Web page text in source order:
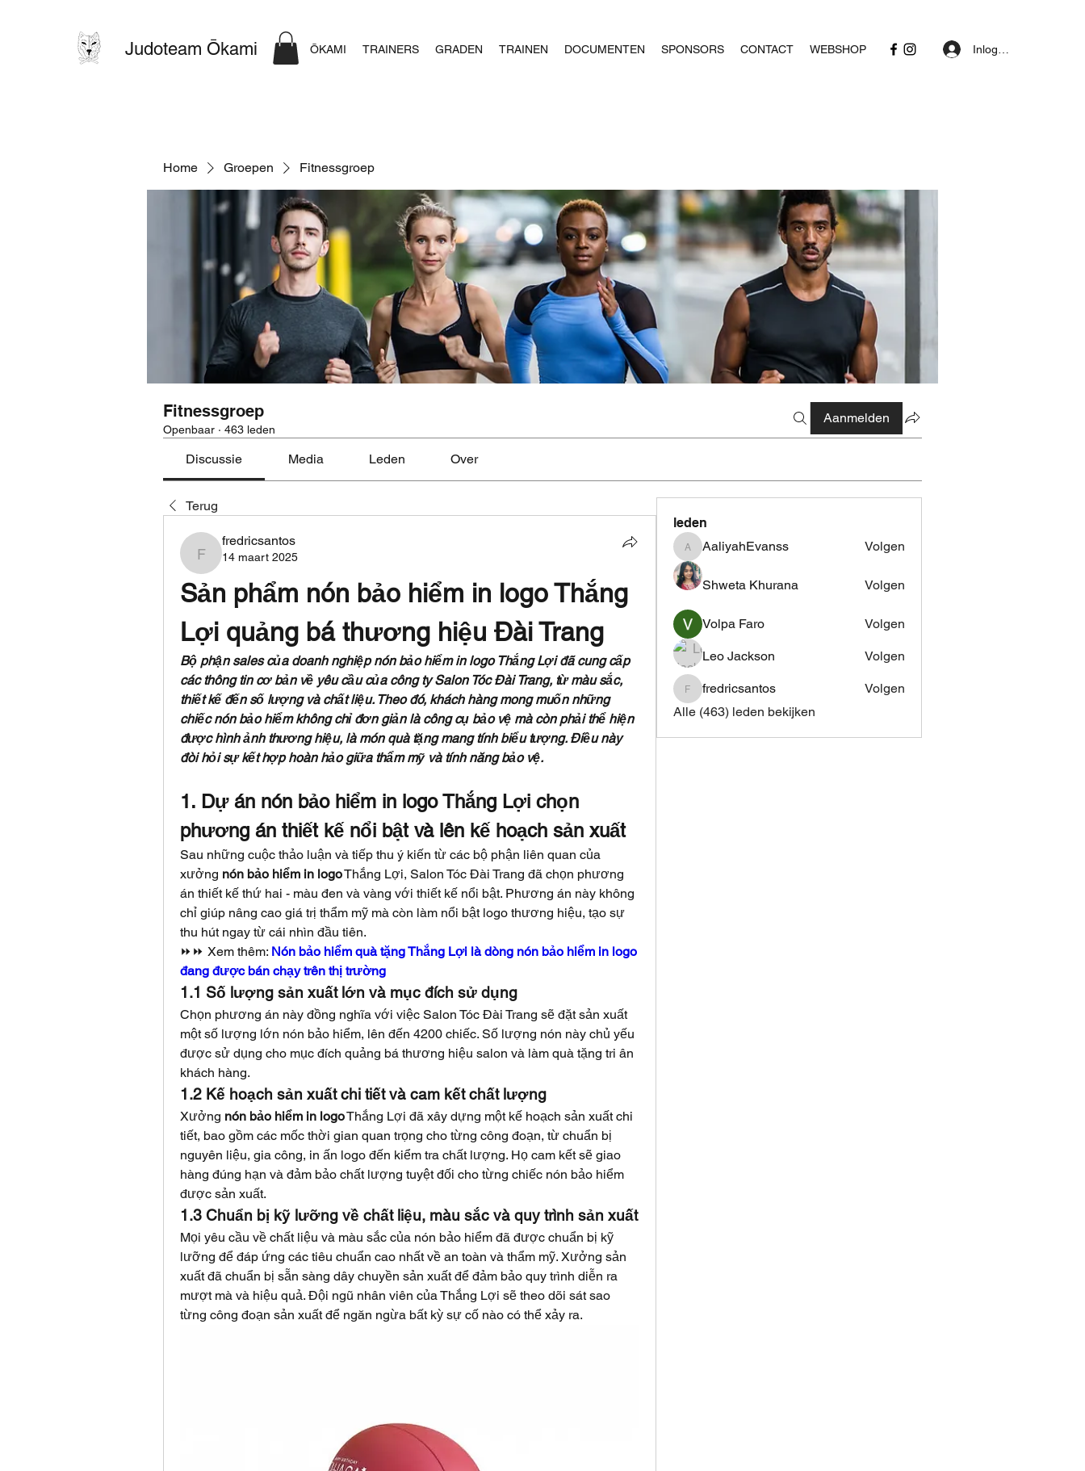
Judoteam Ōkami ŌKAMI TRAINERS GRADEN TRAINEN DOCUMENTEN SPONSORS CONTACT WEBSHOP Inloggen
Home Groepen Fitnessgroep
Fitnessgroep
Openbaar · 463 leden
Aanmelden
Discussie Media Leden Over
Terug
fredricsantos
fredricsantos
14 maart 2025
Sản phẩm nón bảo hiểm in logo Thắng
Lợi quảng bá thương hiệu Đài Trang
Bộ phận sales của doanh nghiệp nón bảo hiểm in logo Thắng Lợi đã cung cấp
các thông tin cơ bản về yêu cầu của công ty Salon Tóc Đài Trang, từ màu sắc,
thiết kế đến số lượng và chất liệu. Theo đó, khách hàng mong muốn những
chiếc nón bảo hiểm không chỉ đơn giản là công cụ bảo vệ mà còn phải thể hiện
được hình ảnh thương hiệu, là món quà tặng mang tính biểu tượng. Điều này
đòi hỏi sự kết hợp hoàn hảo giữa thẩm mỹ và tính năng bảo vệ.
1. Dự án nón bảo hiểm in logo Thắng Lợi chọn
phương án thiết kế nổi bật và lên kế hoạch sản xuất
Sau những cuộc thảo luận và tiếp thu ý kiến từ các bộ phận liên quan của
xưởng nón bảo hiểm in logo Thắng Lợi, Salon Tóc Đài Trang đã chọn phương
án thiết kế thứ hai - màu đen và vàng với thiết kế nổi bật. Phương án này không
chỉ giúp nâng cao giá trị thẩm mỹ mà còn làm nổi bật logo thương hiệu, tạo sự
thu hút ngay từ cái nhìn đầu tiên.
⏩⏩ Xem thêm: Nón bảo hiểm quà tặng Thắng Lợi là dòng nón bảo hiểm in logo
đang được bán chạy trên thị trường
1.1 Số lượng sản xuất lớn và mục đích sử dụng
Chọn phương án này đồng nghĩa với việc Salon Tóc Đài Trang sẽ đặt sản xuất
một số lượng lớn nón bảo hiểm, lên đến 4200 chiếc. Số lượng nón này chủ yếu
được sử dụng cho mục đích quảng bá thương hiệu salon và làm quà tặng tri ân
khách hàng.
1.2 Kế hoạch sản xuất chi tiết và cam kết chất lượng
Xưởng nón bảo hiểm in logo Thắng Lợi đã xây dựng một kế hoạch sản xuất chi
tiết, bao gồm các mốc thời gian quan trọng cho từng công đoạn, từ chuẩn bị
nguyên liệu, gia công, in ấn logo đến kiểm tra chất lượng. Họ cam kết sẽ giao
hàng đúng hạn và đảm bảo chất lượng tuyệt đối cho từng chiếc nón bảo hiểm
được sản xuất.
1.3 Chuẩn bị kỹ lưỡng về chất liệu, màu sắc và quy trình sản xuất
Mọi yêu cầu về chất liệu và màu sắc của nón bảo hiểm đã được chuẩn bị kỹ
lưỡng để đáp ứng các tiêu chuẩn cao nhất về an toàn và thẩm mỹ. Xưởng sản
xuất đã chuẩn bị sẵn sàng dây chuyền sản xuất để đảm bảo quy trình diễn ra
mượt mà và hiệu quả. Đội ngũ nhân viên của Thắng Lợi sẽ theo dõi sát sao
từng công đoạn sản xuất để ngăn ngừa bất kỳ sự cố nào có thể xảy ra.
leden
AaliyahEvanss
AaliyahEvanss Volgen
Shweta Khurana Volgen
Volpa Faro Volgen
Leo Jackson Volgen
fredricsantos
fredricsantos
Volgen
Alle (463) leden bekijken